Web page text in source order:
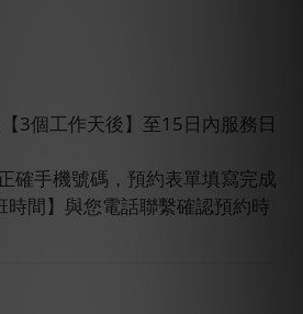
3個工作天後】至15日內服務日
確手機號碼，預約表單填寫完成
時間】與您電話聯繫確認預約時